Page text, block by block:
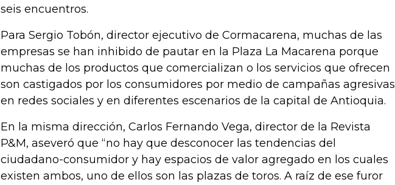
seis encuentros.
Para Sergio Tobón, director ejecutivo de Cormacarena, muchas de las
empresas se han inhibido de pautar en la Plaza La Macarena porque
muchas de los productos que comercializan o los servicios que ofrecen
son castigados por los consumidores por medio de campañas agresivas
en redes sociales y en diferentes escenarios de la capital de Antioquia.
En la misma dirección, Carlos Fernando Vega, director de la Revista
P&M, aseveró que “no hay que desconocer las tendencias del
ciudadano-consumidor y hay espacios de valor agregado en los cuales
existen ambos, uno de ellos son las plazas de toros. A raíz de ese furor